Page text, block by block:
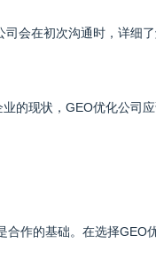
会在初次沟通时，详细
的现状，GEO优化公司
作的基础。在选择GEO